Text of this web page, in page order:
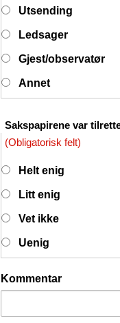
Utsending
Ledsager
Gjest/observatør
Annet
Sakspapirene var
(Obligatorisk felt)
Helt enig
Litt enig
Vet ikke
Uenig
Kommentar